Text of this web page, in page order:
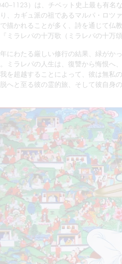
）は、チベット史上最も有名
、カギュ派の祖であるマルパ・ロツ
描かれることが多く、詩を通じて仏
ミラレパの十万歌（ミラレパの十万
にわたる厳しい修行の結果、緑がか
ミラレパの人生は、復讐から悔恨へ
を超越することによって、彼は無私
へと至る彼の霊的旅、そして彼自身